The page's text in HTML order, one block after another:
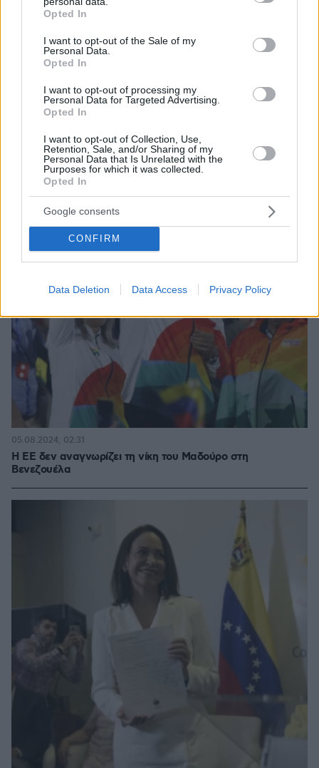
grant or deny consent to Google and its third-party tags to
use your data for below specified purposes in below Google
consent section.
Opted In
I want to opt-out of the Sale of my
Personal Data.
Opted In
I want to opt-out of processing my
Personal Data for Targeted Advertising.
Opted In
I want to opt-out of Collection, Use,
Retention, Sale, and/or Sharing of my
Personal Data that Is Unrelated with the
Purposes for which it was collected.
Opted In
Google consents
CONFIRM
Data Deletion Data Access Privacy Policy
Σχετικά Άρθρα
Η ΕΕ δεν αναγνωρίζει τη νίκη του Μαδούρο στη
Βενεζουέλα
05.08.2024, 02:31
και μάθετε πρώτοι όλες τις ειδήσεις
Δείτε όλες τις τελευταίεςΕιδήσεις
από την Ελλάδα
και τον Κόσμο, τη στιγμή που συμβαίνουν, στο